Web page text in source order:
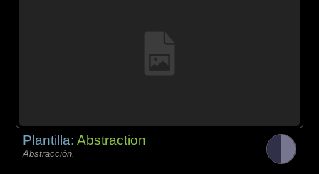
Plantilla:Abstraction
Abstracción,